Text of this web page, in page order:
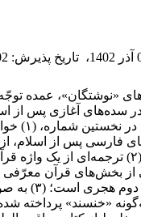
، تاریخ پذیرش:
02
«نوشتگان»، عمده
سده‌های آغازی پس از
دوران
فارسی پس از اسلام، از
نهاده شده‌است؛ (۲) ترجمه‌ای از یک
از بخش‌های قرآن معرّفی
از سده نخست
«خنسند» پرداخته